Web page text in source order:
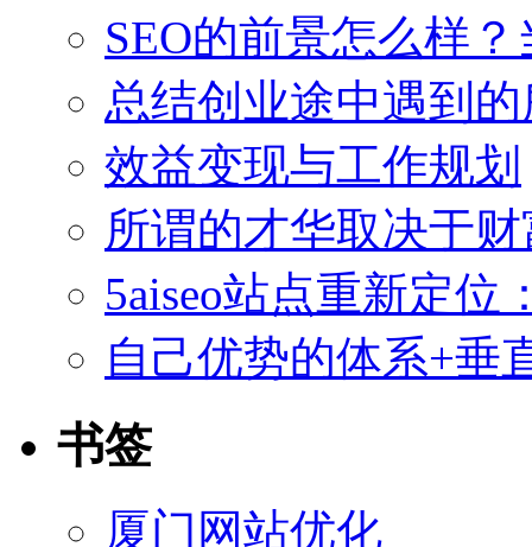
SEO的前景怎么样
总结创业途中遇到
效益变现与工作规划
所谓的才华取决于
5aiseo站点重新定位
自己优势的体系+垂
书签
厦门网站优化